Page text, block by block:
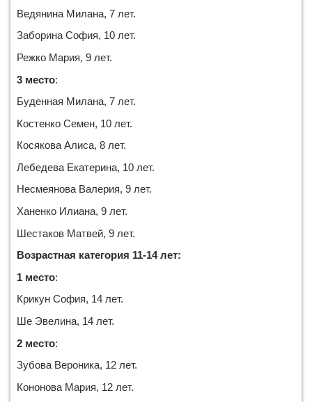
Ведянина Милана, 7 лет.
Заборина София, 10 лет.
Режко Мария, 9 лет.
3 место:
Буденная Милана, 7 лет.
Костенко Семен, 10 лет.
Косякова Алиса, 8 лет.
Лебедева Екатерина, 10 лет.
Несмеянова Валерия, 9 лет.
Ханенко Илиана, 9 лет.
Шестаков Матвей, 9 лет.
Возрастная категория 11-14 лет:
1 место:
Крикун София, 14 лет.
Ше Эвелина, 14 лет.
2 место:
Зубова Вероника, 12 лет.
Кононова Мария, 12 лет.